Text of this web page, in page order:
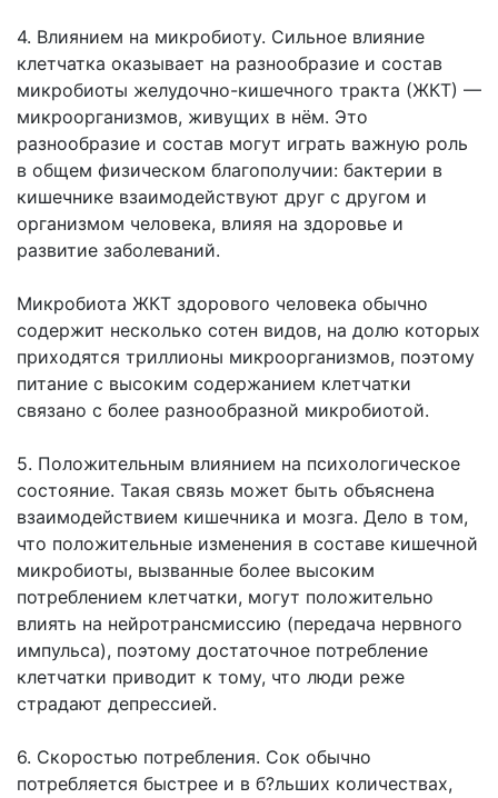
4. Влиянием на микробиоту. Сильное влияние
клетчатка оказывает на разнообразие и состав
микробиоты желудочно-кишечного тракта (ЖКТ) —
микроорганизмов, живущих в нём. Это
разнообразие и состав могут играть важную роль
в общем физическом благополучии: бактерии в
кишечнике взаимодействуют друг с другом и
организмом человека, влияя на здоровье и
развитие заболеваний.
Микробиота ЖКТ здорового человека обычно
содержит несколько сотен видов, на долю которых
приходятся триллионы микроорганизмов, поэтому
питание с высоким содержанием клетчатки
связано с более разнообразной микробиотой.
5. Положительным влиянием на психологическое
состояние. Такая связь может быть объяснена
взаимодействием кишечника и мозга. Дело в том,
что положительные изменения в составе кишечной
микробиоты, вызванные более высоким
потреблением клетчатки, могут положительно
влиять на нейротрансмиссию (передача нервного
импульса), поэтому достаточное потребление
клетчатки приводит к тому, что люди реже
страдают депрессией.
6. Скоростью потребления. Сок обычно
потребляется быстрее и в б?льших количествах,